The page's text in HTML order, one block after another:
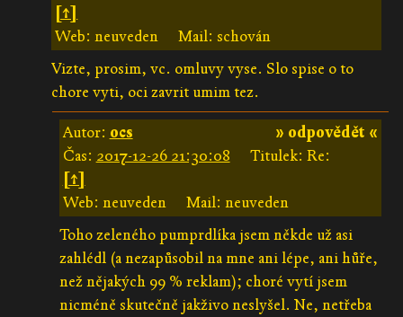
[↑]
Web: neuveden
Mail: schován
Vizte, prosim, vc. omluvy vyse. Slo spise o to
chore vyti, oci zavrit umim tez.
» odpovědět «
Autor: ocs
Čas: 2017-12-26 21:30:08
Titulek: Re:
[↑]
Web: neuveden
Mail: neuveden
Toho zeleného pumprdlíka jsem někde už asi
zahlédl (a nezapůsobil na mne ani lépe, ani hůře,
než nějakých 99 % reklam); choré vytí jsem
nicméně skutečně jakživo neslyšel. Ne, netřeba